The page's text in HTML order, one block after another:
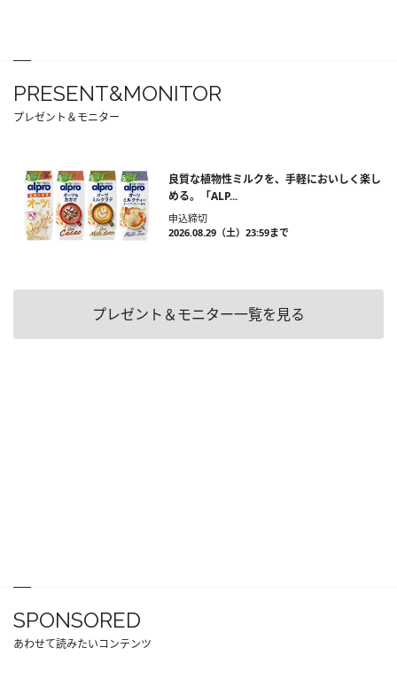
PRESENT&MONITOR
プレゼント＆モニター
良質な植物性ミルクを、手軽においしく楽し
める。「ALP...
申込締切
2026.08.29（土）23:59まで
プレゼント＆モニター一覧を見る
SPONSORED
あわせて読みたいコンテンツ